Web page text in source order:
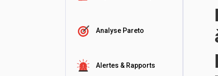
Analyse Pareto
Alertes & Rapports